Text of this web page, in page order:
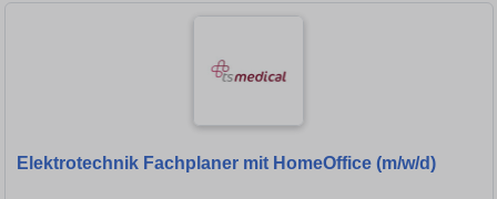
Elektrotechnik Fachplaner mit HomeOffice (m/w/d)